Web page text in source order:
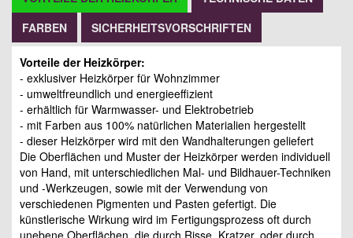
FARBEN
SICHERHEITSVORSCHRIFTEN
Vorteile der Heizkörper:
- exklusiver Heizkörper für Wohnzimmer
- umweltfreundlich und energieeffizient
- erhältlich für Warmwasser- und Elektrobetrieb
- mit Farben aus 100% natürlichen Materialien hergestellt
- dieser Heizkörper wird mit den Wandhalterungen geliefert
Die Oberflächen und Muster der Heizkörper werden individuell
von Hand, mit unterschiedlichen Mal- und Bildhauer-Techniken
und -Werkzeugen, sowie mit der Verwendung von
verschiedenen Pigmenten und Pasten gefertigt. Die
künstlerische Wirkung wird im Fertigungsprozess oft durch